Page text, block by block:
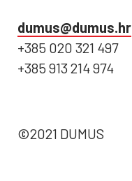
dumus@dumus.hr
+385 020 321 497
+385 913 214 974
©2021 DUMUS